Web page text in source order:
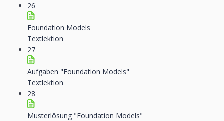
26
Foundation Models
Textlektion
27
Aufgaben "Foundation Models"
Textlektion
28
Musterlösung "Foundation Models"